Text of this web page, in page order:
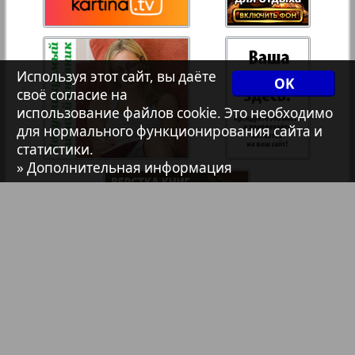
41
7плюс7я
Авангард
АйБолит
Акцент
OK
Используя этот сайт, вы даёте
своё согласие на
использование файлов cookie. Это необходимо
для нормального функционирования сайта и
статистики.
» Дополнительная информация